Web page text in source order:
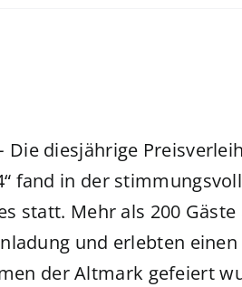
Die diesjährige
fand in der
statt. Mehr als 200
und erlebten
der Altmark gefeiert